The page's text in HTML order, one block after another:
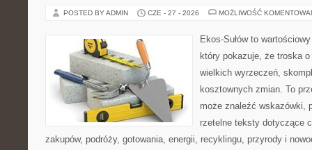
POSTED BY ADMIN CZE - 27 - 2026 MOŻLIWOŚĆ
Ekos-Sułów to
który pokazuje, że troska
wielkich wyrzeczeń,
kosztownych zmian. To
może znaleźć wskazówki,
rzetelne teksty dotyczące
zakupów, podróży, gotowania, energii, recyklingu, przyrody i